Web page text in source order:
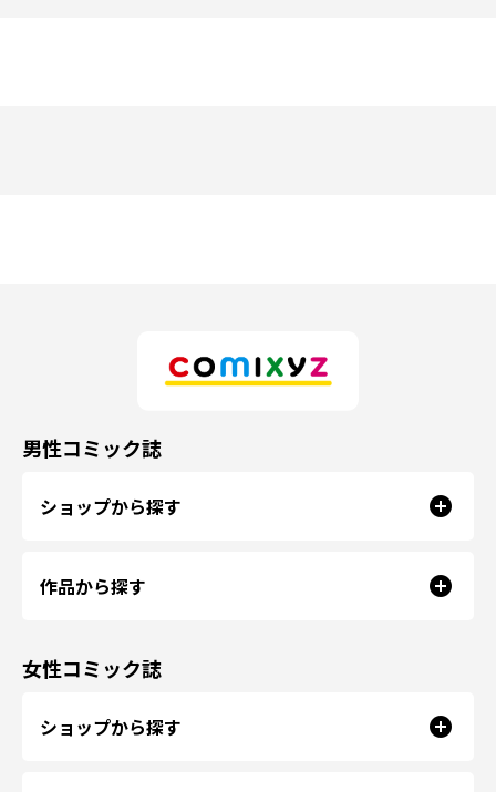
男性コミック誌
ショップから探す
作品から探す
女性コミック誌
ショップから探す